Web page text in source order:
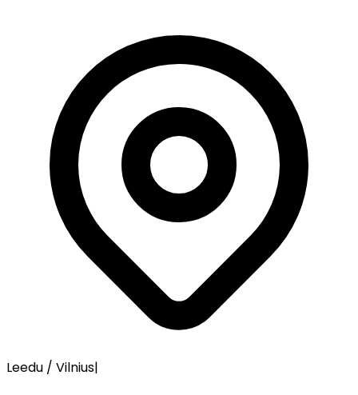
Leedu / Vilnius|